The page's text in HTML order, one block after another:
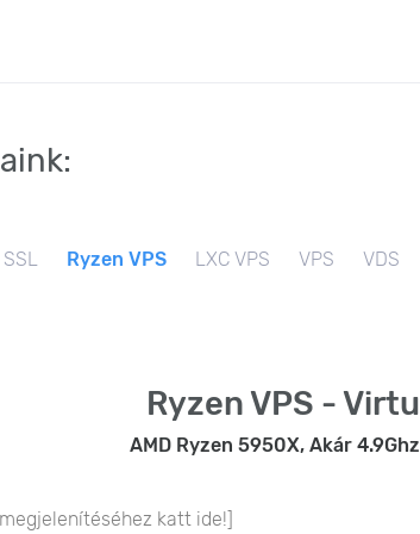
SSL Ryzen VPS LXC VPS VPS VDS
Ryzen VPS -
AMD Ryzen 5950X, Akár
katt ide!]